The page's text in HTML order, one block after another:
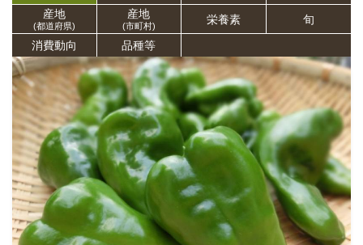
産地
(都道府県)
産地
(市町村) 栄養素 旬
消費動向 品種等